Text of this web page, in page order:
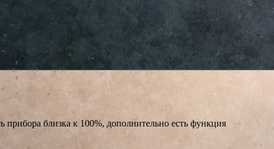
близка к 100%, дополнительно есть функция